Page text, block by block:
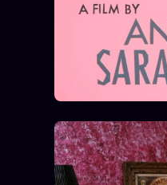
Signatures
Charte éditoriale
Words Radio
PRATIQUE + LÉGAL